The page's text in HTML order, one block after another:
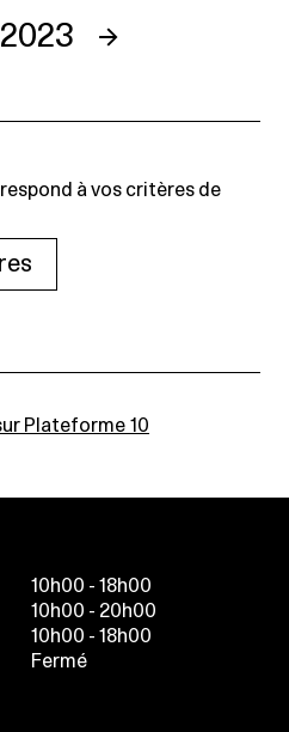
→
à vos critères de
Plateforme 10
10h00 - 18h00
10h00 - 20h00
10h00 - 18h00
Fermé